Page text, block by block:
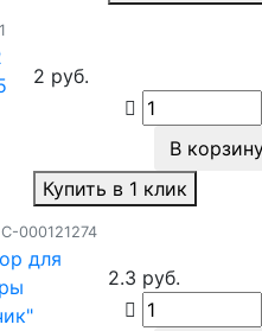
2 руб.
В
Купить в 1 клик
000121274
для
2.3 руб.